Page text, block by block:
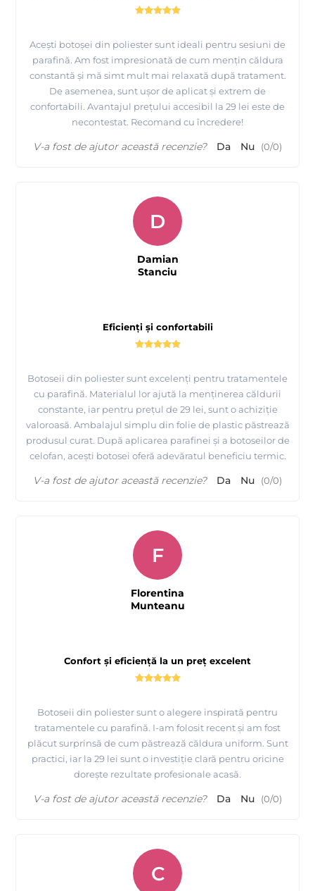
Acești botoșei din poliester sunt ideali pentru sesiuni de
parafină. Am fost impresionată de cum mențin căldura
constantă și mă simt mult mai relaxată după tratament.
De asemenea, sunt ușor de aplicat și extrem de
confortabili. Avantajul prețului accesibil la 29 lei este de
necontestat. Recomand cu încredere!
V-a fost de ajutor această recenzie? Da Nu (0/0)
Eficienți și confortabili
Botoseii din poliester sunt excelenți pentru tratamentele
cu parafină. Materialul lor ajută la menținerea căldurii
constante, iar pentru prețul de 29 lei, sunt o achiziție
valoroasă. Ambalajul simplu din folie de plastic păstrează
produsul curat. După aplicarea parafinei și a botoseilor de
celofan, acești botosei oferă adevăratul beneficiu termic.
D
Damian
Stanciu
V-a fost de ajutor această recenzie? Da Nu (0/0)
Confort și eficiență la un preț excelent
Botoseii din poliester sunt o alegere inspirată pentru
tratamentele cu parafină. I-am folosit recent și am fost
plăcut surprinsă de cum păstrează căldura uniform. Sunt
practici, iar la 29 lei sunt o investiție clară pentru oricine
dorește rezultate profesionale acasă.
F
Florentina
Munteanu
V-a fost de ajutor această recenzie? Da Nu (0/0)
C